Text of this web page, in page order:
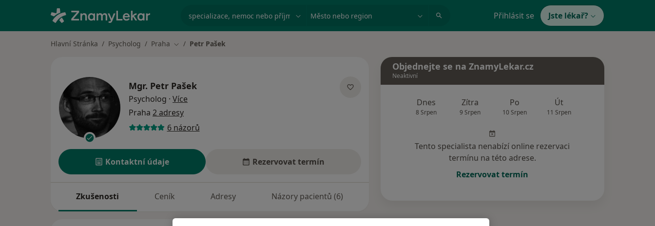
specializace, nemoc nebo příjmení Město nebo region Přihlásit se Jste lékař?
Hlavní Stránka Psycholog Praha Změna města
Petr Pašek
Mgr. Petr Pašek
Psycholog · Více
Praha 2 adresy
6 názorů
Kontaktní údaje Rezervovat termín
Zkušenosti Ceník Adresy Názory pacientů (6)
Objednejte se na ZnamyLekar.cz
Neaktivní
Dnes
8 Srpen
Zítra
9 Srpen
Po
10 Srpen
Út
11 Srpen
Tento specialista nenabízí online rezervaci
termínu na této adrese.
Rezervovat termín